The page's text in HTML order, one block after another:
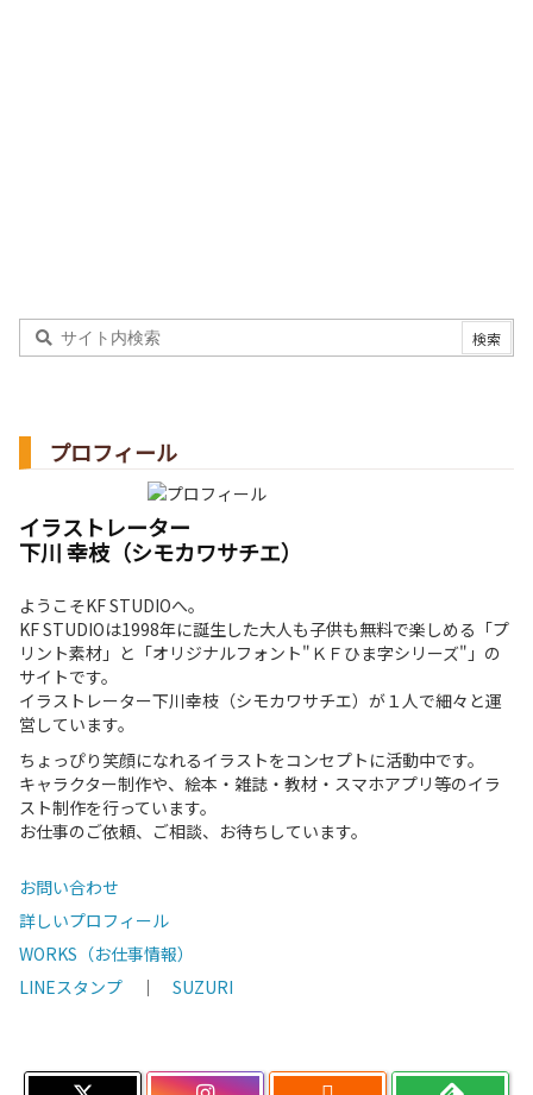
プロフィール
イラストレーター
下川 幸枝（シモカワサチエ）
ようこそKF STUDIOへ。
KF STUDIOは1998年に誕生した大人も子供も無料で楽しめる「プ
リント素材」と「オリジナルフォント"ＫＦひま字シリーズ"」の
サイトです。
イラストレーター下川幸枝（シモカワサチエ）が１人で細々と運
営しています。
ちょっぴり笑顔になれるイラストをコンセプトに活動中です。
キャラクター制作や、絵本・雑誌・教材・スマホアプリ等のイラ
スト制作を行っています。
お仕事のご依頼、ご相談、お待ちしています。
お問い合わせ
詳しいプロフィール
WORKS（お仕事情報）
LINEスタンプ ｜ SUZURI